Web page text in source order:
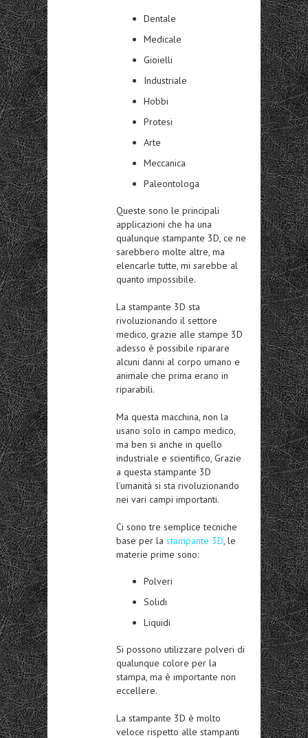
Dentale
Medicale
Gioielli
Industriale
Hobbi
Protesi
Arte
Meccanica
Paleontologa
Queste sono le principali
applicazioni che ha una
qualunque stampante 3D, ce ne
sarebbero molte altre, ma
elencarle tutte, mi sarebbe al
quanto impossibile.
La stampante 3D sta
rivoluzionando il settore
medico, grazie alle stampe 3D
adesso è possibile riparare
alcuni danni al corpo umano e
animale che prima erano in
riparabili.
Ma questa macchina, non la
usano solo in campo medico,
ma ben si anche in quello
industriale e scientifico, Grazie
a questa stampante 3D
l’umanità si sta rivoluzionando
nei vari campi importanti.
Ci sono tre semplice tecniche
base per la stampante 3D, le
materie prime sono:
Polveri
Solidi
Liquidi
Si possono utilizzare polveri di
qualunque colore per la
stampa, ma è importante non
eccellere.
La stampante 3D è molto
veloce rispetto alle stampanti